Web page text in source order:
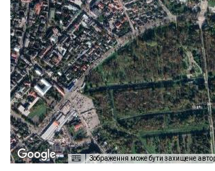
Зображення може бути захищене